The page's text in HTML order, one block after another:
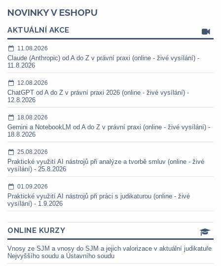
NOVINKY V ESHOPU
AKTUÁLNÍ AKCE
11.08.2026
Claude (Anthropic) od A do Z v právní praxi (online - živé vysílání) -
11.8.2026
12.08.2026
ChatGPT od A do Z v právní praxi 2026 (online - živé vysílání) -
12.8.2026
18.08.2026
Gemini a NotebookLM od A do Z v právní praxi (online - živé vysílání) -
18.8.2026
25.08.2026
Praktické využití AI nástrojů při analýze a tvorbě smluv (online - živé
vysílání) - 25.8.2026
01.09.2026
Praktické využití AI nástrojů při práci s judikaturou (online - živé
vysílání) - 1.9.2026
ONLINE KURZY
Vnosy ze SJM a vnosy do SJM a jejich valorizace v aktuální judikatuře
Nejvyššího soudu a Ústavního soudu